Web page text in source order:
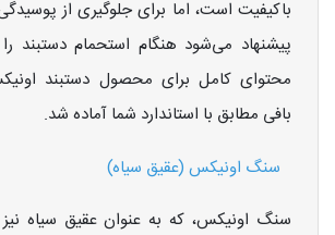
باکیفیت است، اما برای جلوگیری از
پیشنهاد می‌شود هنگام استحمام دستبند
محتوای کامل برای محصول دستبند
بافی مطابق با استاندارد شما آماده شد.
سنگ اونیکس (عقیق سیاه)
سنگ اونیکس، که به عنوان عقیق سیاه